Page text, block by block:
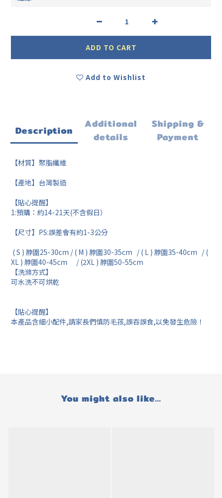
ADD TO CART
Add to Wishlist
Description
Additional
details
Shipping &
Payment
【材質】聚脂纖維
【產地】台灣製造
【貼心提醒】
1:預購：約14-21天(不含假日）
【尺寸】PS:誤差會有約1-3公分
( S ) 脖圍25-30cm / ( M ) 脖圍30-35cm / ( L ) 脖圍35-40cm / (
XL ) 脖圍40-45cm / (2XL ) 脖圍50-55cm
【洗滌方式】
可水洗不可烘乾
【貼心提醒】
本產品含細小配件,請家長們慎防毛孩,誤吞誤食,以免發生危險！
You might also like...